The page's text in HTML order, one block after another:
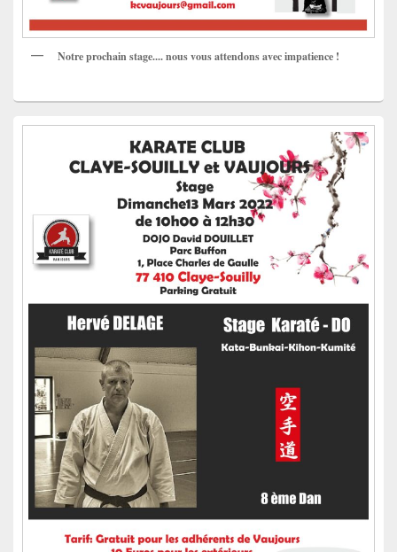
Notre prochain stage.... nous vous attendons avec impatience !